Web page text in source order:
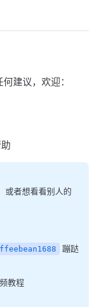
建议，欢迎：
或者想看看别人的
蹦跶
教程